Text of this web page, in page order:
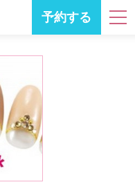
予約する